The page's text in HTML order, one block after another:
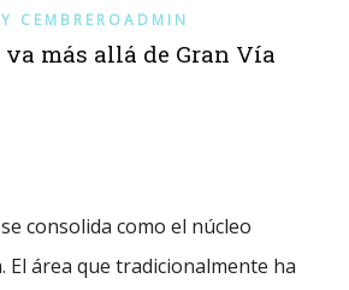
CEMBREROADMIN
más allá de Gran Vía
consolida como el núcleo
El área que tradicionalmente ha